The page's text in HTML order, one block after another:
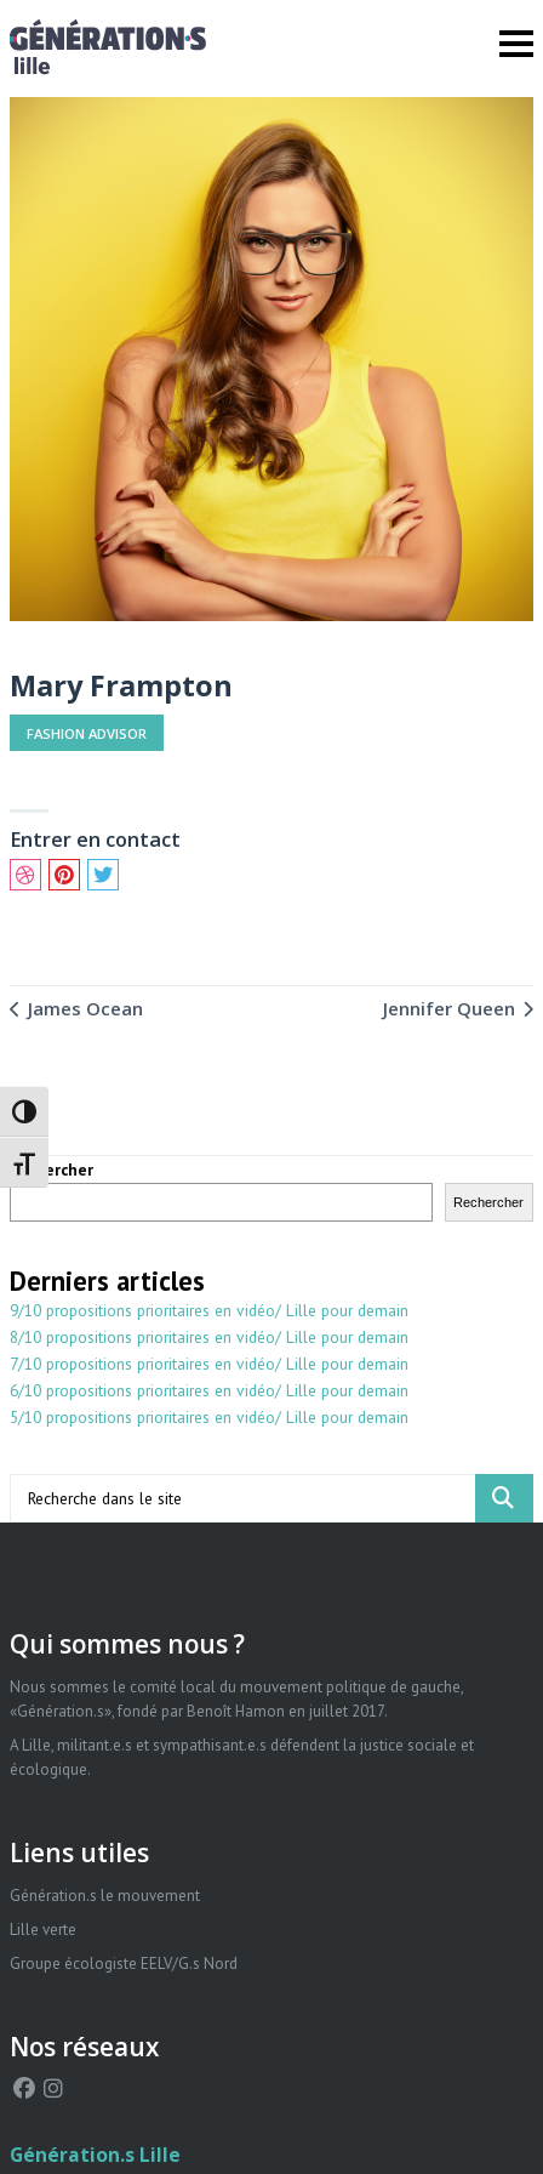
Passer en contraste élevé
Changer la taille de la police
Mary Frampton
FASHION ADVISOR
Entrer en contact
James Ocean Jennifer Queen
Rechercher
Rechercher
Derniers articles
9/10 propositions prioritaires en vidéo/ Lille pour demain
8/10 propositions prioritaires en vidéo/ Lille pour demain
7/10 propositions prioritaires en vidéo/ Lille pour demain
6/10 propositions prioritaires en vidéo/ Lille pour demain
5/10 propositions prioritaires en vidéo/ Lille pour demain
Qui sommes nous ?
Nous sommes le comité local du mouvement politique de gauche,
«Génération.s», fondé par Benoît Hamon en juillet 2017.
A Lille, militant.e.s et sympathisant.e.s défendent la justice sociale et
écologique.
Liens utiles
Génération.s le mouvement
Lille verte
Groupe écologiste EELV/G.s Nord
Nos réseaux
Génération.s Lille